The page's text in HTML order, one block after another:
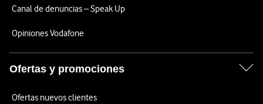
Canal de denuncias – Speak Up
Opiniones Vodafone
Ofertas y promociones
Ofertas nuevos clientes